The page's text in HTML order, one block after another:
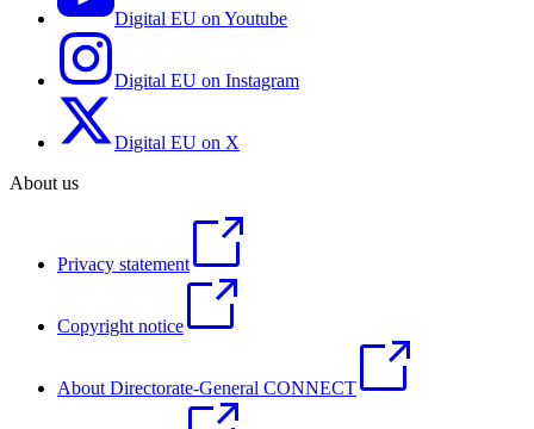
Digital EU on Youtube
Digital EU on Instagram
Digital EU on X
About us
Privacy statement
Copyright notice
About Directorate-General CONNECT